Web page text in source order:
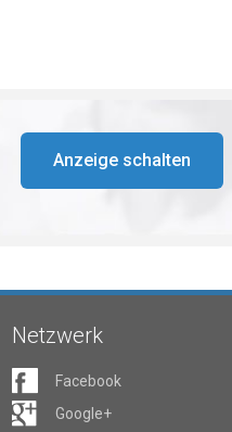
Anzeige schalten
Netzwerk
Facebook
Google+